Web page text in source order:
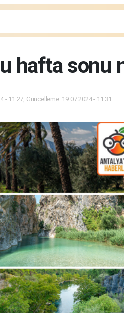
hafta sonu
- 11:27, Güncelleme: 19.07.2024 - 11:31